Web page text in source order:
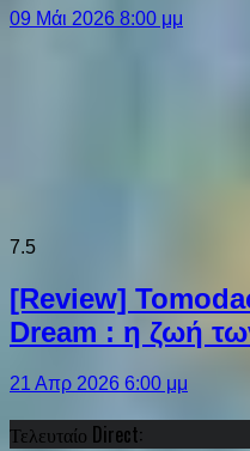
09 Μάι 2026 8:00 μμ
7.5
[Review]
Dream : η ζωή
21 Απρ 2026 6:00 μμ
Τελευταίο Direct: